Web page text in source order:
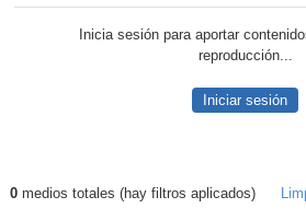
Inicia sesión para aportar
reproducción...
Iniciar sesión
Resultados de: regalo
0medios totales (hay filtros aplicados)